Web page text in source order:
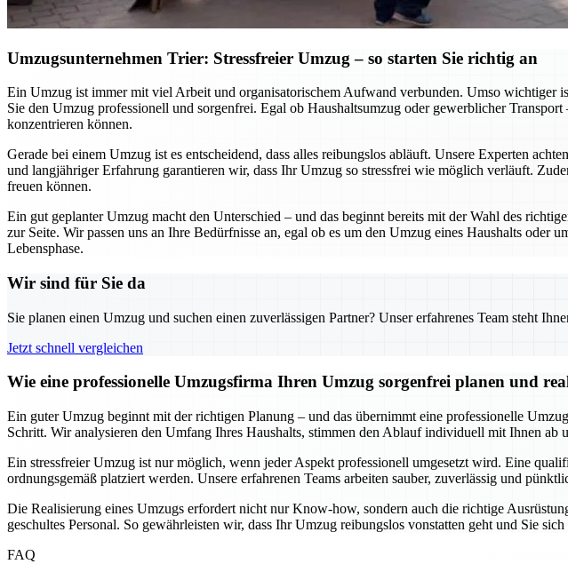
Umzugsunternehmen Trier: Stressfreier Umzug – so starten Sie richtig an
Ein Umzug ist immer mit viel Arbeit und organisatorischem Aufwand verbunden. Umso wichtiger
Sie den Umzug professionell und sorgenfrei. Egal ob Haushaltsumzug oder gewerblicher
konzentrieren können.
Gerade bei einem Umzug ist es entscheidend, dass alles reibungslos abläuft. Unsere Experten
und langjähriger Erfahrung garantieren wir, dass Ihr Umzug so stressfrei wie möglich verläuft.
freuen können.
Ein gut geplanter Umzug macht den Unterschied – und das beginnt bereits mit der Wahl des
zur Seite. Wir passen uns an Ihre Bedürfnisse an, egal ob es um den Umzug eines Haushalts
Lebensphase.
Wir sind für Sie da
Sie planen einen Umzug und suchen einen zuverlässigen Partner? Unser erfahrenes Team steht
Jetzt schnell vergleichen
Wie eine professionelle Umzugsfirma Ihren Umzug sorgenfrei planen und
Ein guter Umzug beginnt mit der richtigen Planung – und das übernimmt eine professionelle
Schritt. Wir analysieren den Umfang Ihres Haushalts, stimmen den Ablauf individuell mit Ihnen ab
Ein stressfreier Umzug ist nur möglich, wenn jeder Aspekt professionell umgesetzt wird. Eine
ordnungsgemäß platziert werden. Unsere erfahrenen Teams arbeiten sauber, zuverlässig und
Die Realisierung eines Umzugs erfordert nicht nur Know-how, sondern auch die richtige
geschultes Personal. So gewährleisten wir, dass Ihr Umzug reibungslos vonstatten geht und Sie
FAQ